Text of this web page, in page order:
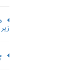
زیر ۱۴هزار تومان برمی‌گردد